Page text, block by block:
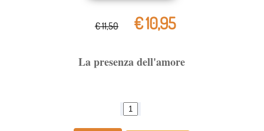
€ 11,50 € 10,95
La presenza dell'amore